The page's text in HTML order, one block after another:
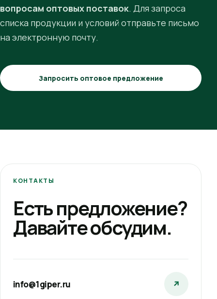
вопросам оптовых поставок. Для запроса
списка продукции и условий отправьте письмо
на электронную почту.
Запросить оптовое предложение
КОНТАКТЫ
Есть предложение?
Давайте обсудим.
info@1giper.ru ↗